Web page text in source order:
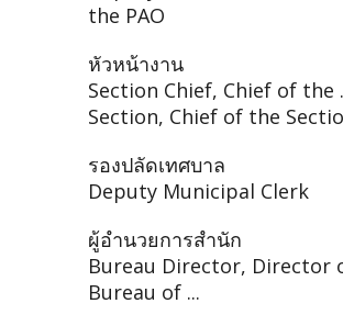
the PAO
หัวหน้างาน
Section Chief, Chief of the
Section, Chief of the
รองปลัดเทศบาล
Deputy Municipal Clerk
ผู้อำนวยการสำนัก
Bureau Director, Director
Bureau of ...